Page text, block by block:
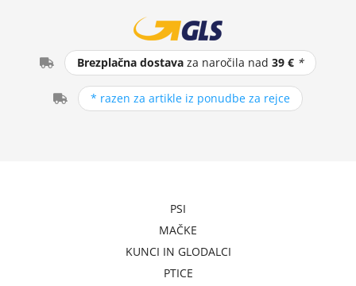
Brezplačna dostava za naročila nad39 € *
* razen za artikle iz ponudbe za rejce
PSI
MAČKE
KUNCI IN GLODALCI
PTICE